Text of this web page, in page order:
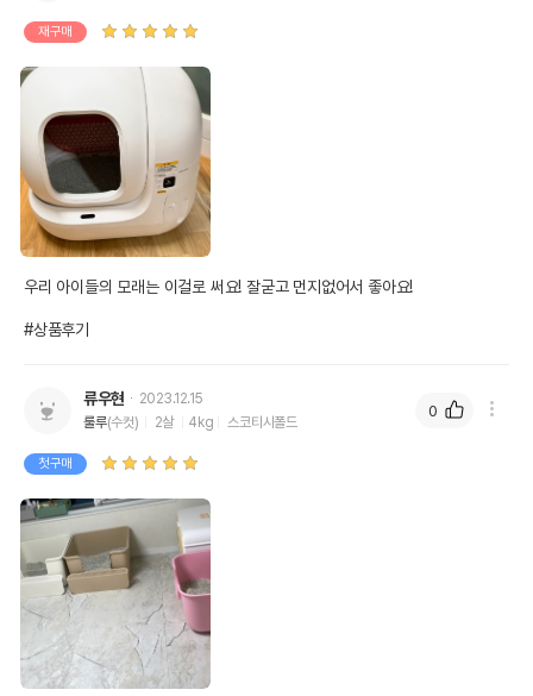
재구매
우리 아이들의 모래는 이걸로 써요! 잘굳고 먼지없어서 좋아요!
#상품후기
류우현
2023.12.15
룰루(수컷) 2살 4kg 스코티시폴드
첫구매
0